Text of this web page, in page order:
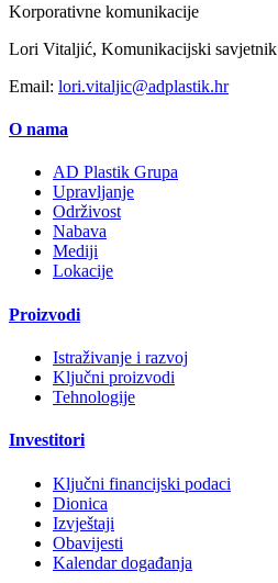
Korporativne komunikacije
Lori Vitaljić, Komunikacijski savjetnik
Email: lori.vitaljic@adplastik.hr
O nama
AD Plastik Grupa
Upravljanje
Održivost
Nabava
Mediji
Lokacije
Proizvodi
Istraživanje i razvoj
Ključni proizvodi
Tehnologije
Investitori
Ključni financijski podaci
Dionica
Izvještaji
Obavijesti
Kalendar događanja